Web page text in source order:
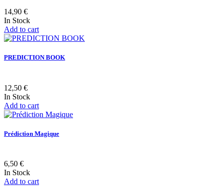
14,90 €
In Stock
Add to cart
PREDICTION BOOK
12,50 €
In Stock
Add to cart
Prédiction Magique
6,50 €
In Stock
Add to cart